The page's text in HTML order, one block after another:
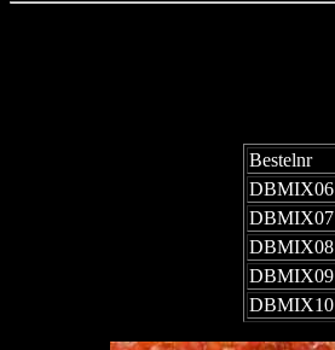
Bestelnr
DBMIX06
DBMIX07
DBMIX08
DBMIX09
DBMIX10